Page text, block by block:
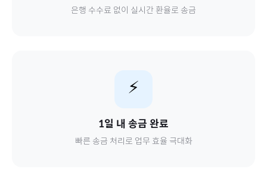
은행 수수료 없이 실시간 환율로 송금
⚡
1일 내 송금 완료
빠른 송금 처리로 업무 효율 극대화